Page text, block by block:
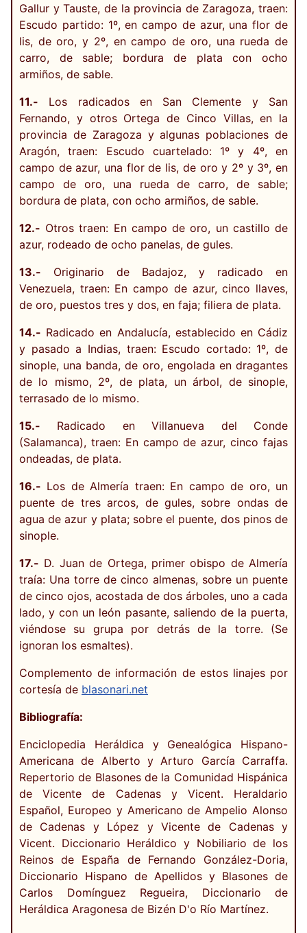
Gallur y Tauste, de la provincia de Zaragoza, traen:
Escudo partido: 1º, en campo de azur, una flor de
lis, de oro, y 2º, en campo de oro, una rueda de
carro, de sable; bordura de plata con ocho
armiños, de sable.
11.- Los radicados en San Clemente y San
Fernando, y otros Ortega de Cinco Villas, en la
provincia de Zaragoza y algunas poblaciones de
Aragón, traen: Escudo cuartelado: 1º y 4º, en
campo de azur, una flor de lis, de oro y 2º y 3º, en
campo de oro, una rueda de carro, de sable;
bordura de plata, con ocho armiños, de sable.
12.- Otros traen: En campo de oro, un castillo de
azur, rodeado de ocho panelas, de gules.
13.- Originario de Badajoz, y radicado en
Venezuela, traen: En campo de azur, cinco llaves,
de oro, puestos tres y dos, en faja; filiera de plata.
14.- Radicado en Andalucía, establecido en Cádiz
y pasado a Indias, traen: Escudo cortado: 1º, de
sinople, una banda, de oro, engolada en dragantes
de lo mismo, 2º, de plata, un árbol, de sinople,
terrasado de lo mismo.
15.- Radicado en Villanueva del Conde
(Salamanca), traen: En campo de azur, cinco fajas
ondeadas, de plata.
16.- Los de Almería traen: En campo de oro, un
puente de tres arcos, de gules, sobre ondas de
agua de azur y plata; sobre el puente, dos pinos de
sinople.
17.- D. Juan de Ortega, primer obispo de Almería
traía: Una torre de cinco almenas, sobre un puente
de cinco ojos, acostada de dos árboles, uno a cada
lado, y con un león pasante, saliendo de la puerta,
viéndose su grupa por detrás de la torre. (Se
ignoran los esmaltes).
Complemento de información de estos linajes por
cortesía de blasonari.net
Bibliografía:
Enciclopedia Heráldica y Genealógica Hispano-
Americana de Alberto y Arturo García Carraffa.
Repertorio de Blasones de la Comunidad Hispánica
de Vicente de Cadenas y Vicent. Heraldario
Español, Europeo y Americano de Ampelio Alonso
de Cadenas y López y Vicente de Cadenas y
Vicent. Diccionario Heráldico y Nobiliario de los
Reinos de España de Fernando González-Doria,
Diccionario Hispano de Apellidos y Blasones de
Carlos Domínguez Regueira, Diccionario de
Heráldica Aragonesa de Bizén D'o Río Martínez.